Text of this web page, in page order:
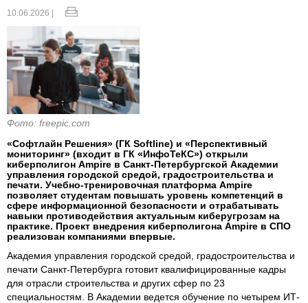
10.06.2026 |
Фото: freepic.com
«Софтлайн Решения» (ГК Softline) и «Перспективный
мониторинг» (входит в ГК «ИнфоТеКС») открыли
киберполигон Ampire в Санкт-Петербургской Академии
управления городской средой, градостроительства и
печати. Учебно-тренировочная платформа Ampire
позволяет студентам повышать уровень компетенций в
сфере информационной безопасности и отрабатывать
навыки противодействия актуальным киберугрозам на
практике. Проект внедрения киберполигона Ampire в СПО
реализован компаниями впервые.
Академия управления городской средой, градостроительства и
печати Санкт-Петербурга готовит квалифицированные кадры
для отрасли строительства и других сфер по 23
специальностям. В Академии ведется обучение по четырем ИТ-